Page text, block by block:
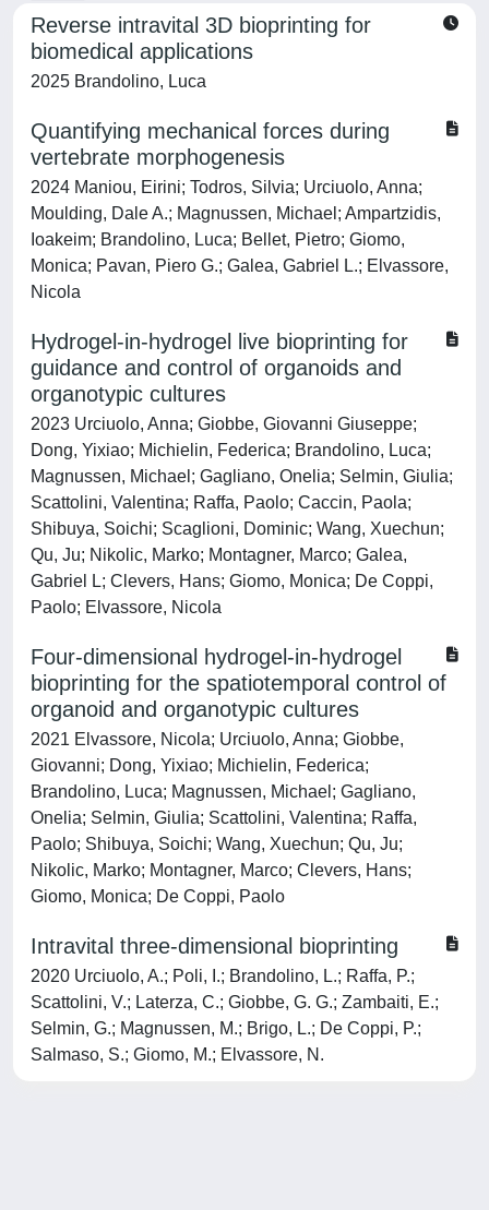
Reverse intravital 3D bioprinting for
biomedical applications
2025 Brandolino, Luca
Quantifying mechanical forces during
vertebrate morphogenesis
2024 Maniou, Eirini; Todros, Silvia; Urciuolo, Anna;
Moulding, Dale A.; Magnussen, Michael; Ampartzidis,
Ioakeim; Brandolino, Luca; Bellet, Pietro; Giomo,
Monica; Pavan, Piero G.; Galea, Gabriel L.; Elvassore,
Nicola
Hydrogel-in-hydrogel live bioprinting for
guidance and control of organoids and
organotypic cultures
2023 Urciuolo, Anna; Giobbe, Giovanni Giuseppe;
Dong, Yixiao; Michielin, Federica; Brandolino, Luca;
Magnussen, Michael; Gagliano, Onelia; Selmin, Giulia;
Scattolini, Valentina; Raffa, Paolo; Caccin, Paola;
Shibuya, Soichi; Scaglioni, Dominic; Wang, Xuechun;
Qu, Ju; Nikolic, Marko; Montagner, Marco; Galea,
Gabriel L; Clevers, Hans; Giomo, Monica; De Coppi,
Paolo; Elvassore, Nicola
Four-dimensional hydrogel-in-hydrogel
bioprinting for the spatiotemporal control of
organoid and organotypic cultures
2021 Elvassore, Nicola; Urciuolo, Anna; Giobbe,
Giovanni; Dong, Yixiao; Michielin, Federica;
Brandolino, Luca; Magnussen, Michael; Gagliano,
Onelia; Selmin, Giulia; Scattolini, Valentina; Raffa,
Paolo; Shibuya, Soichi; Wang, Xuechun; Qu, Ju;
Nikolic, Marko; Montagner, Marco; Clevers, Hans;
Giomo, Monica; De Coppi, Paolo
Intravital three-dimensional bioprinting
2020 Urciuolo, A.; Poli, I.; Brandolino, L.; Raffa, P.;
Scattolini, V.; Laterza, C.; Giobbe, G. G.; Zambaiti, E.;
Selmin, G.; Magnussen, M.; Brigo, L.; De Coppi, P.;
Salmaso, S.; Giomo, M.; Elvassore, N.